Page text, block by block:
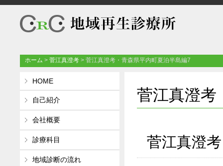
ホーム > 菅江真澄考 > 菅江真澄考・青森県平内町夏泊半島編7
菅江真澄考
菅江真澄
HOME
自己紹介
会社概要
診療科目
地域診断の流れ